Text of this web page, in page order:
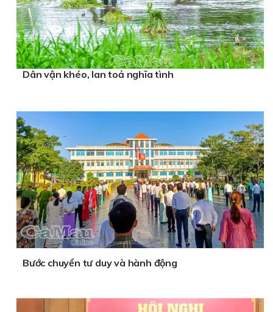
Dân vận khéo, lan toả nghĩa tình
Bước chuyển tư duy và hành động